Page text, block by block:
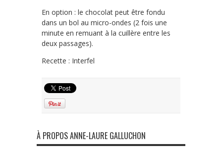
En option : le chocolat peut être fondu
dans un bol au micro-ondes (2 fois une
minute en remuant à la cuillère entre les
deux passages).
Recette : Interfel
À PROPOS ANNE-LAURE GALLUCHON